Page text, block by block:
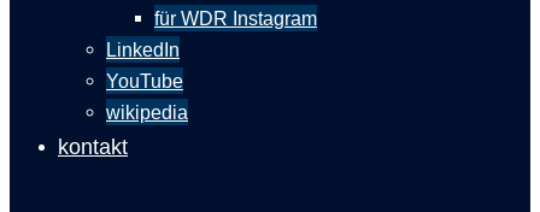
für WDR Instagram
LinkedIn
YouTube
wikipedia
kontakt